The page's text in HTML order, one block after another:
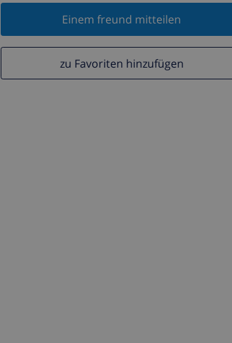
Einem freund mitteilen
zu Favoriten hinzufügen